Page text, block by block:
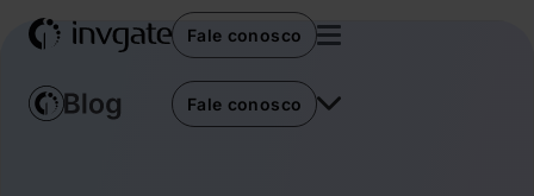
Fale conosco
Fale conosco